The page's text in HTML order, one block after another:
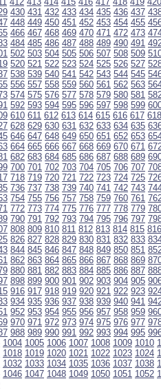
430 431 432 433 434 435 436 437
448 449 450 451 452 453 454 455
466 467 468 469 470 471 472 473
484 485 486 487 488 489 490 491
502 503 504 505 506 507 508 509
520 521 522 523 524 525 526 527
538 539 540 541 542 543 544 545
556 557 558 559 560 561 562 563
574 575 576 577 578 579 580 581
592 593 594 595 596 597 598 599
610 611 612 613 614 615 616 617 618
628 629 630 631 632 633 634 635
646 647 648 649 650 651 652 653
664 665 666 667 668 669 670 671
682 683 684 685 686 687 688 689
700 701 702 703 704 705 706 707
718 719 720 721 722 723 724 725
736 737 738 739 740 741 742 743
754 755 756 757 758 759 760 761
772 773 774 775 776 777 778 779
790 791 792 793 794 795 796 797
808 809 810 811 812 813 814 815 816
826 827 828 829 830 831 832 833
844 845 846 847 848 849 850 851
862 863 864 865 866 867 868 869
880 881 882 883 884 885 886 887
898 899 900 901 902 903 904 905
916 917 918 919 920 921 922 923
934 935 936 937 938 939 940 941
952 953 954 955 956 957 958 959
970 971 972 973 974 975 976 977
988 989 990 991 992 993 994 995
1004 1005 1006 1007 1008 1009 1010
1018 1019 1020 1021 1022 1023 1024
1032 1033 1034 1035 1036 1037 1038
1046 1047 1048 1049 1050 1051 1052